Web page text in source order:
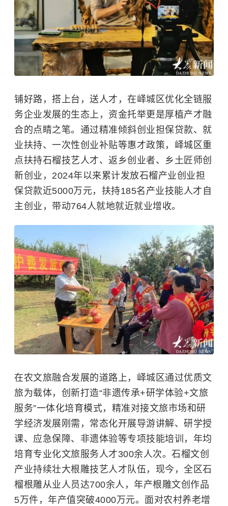
铺好路，搭上台，送人才，在峄城区优化全链服
务企业发展的生态上，资金托举更是厚植产才融
合的点睛之笔。通过精准倾斜创业担保贷款、就
业扶持、一次性创业补贴等惠才政策，峄城区重
点扶持石榴技艺人才、返乡创业者、乡土匠师创
新创业，2024年以来累计发放石榴产业创业担
保贷款近5000万元，扶持185名产业技能人才自
主创业，带动764人就地就近就业增收。
在农文旅融合发展的道路上，峄城区通过优质文
旅为载体，创新打造“非遗传承+研学体验+文旅
服务”一体化培育模式，精准对接文旅市场和研
学经济发展刚需，常态化开展导游讲解、研学授
课、应急保障、非遗体验等专项技能培训，年均
培育专业化文旅服务人才300余人次。石榴文创
产业持续壮大根雕技艺人才队伍，现今，全区石
榴根雕从业人员达700余人，年产根雕文创作品
5万件，年产值突破4000万元。面对农村养老增